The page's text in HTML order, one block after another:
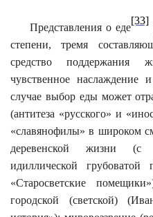
Представления о еде
[33]
степени, тремя
средство поддержания
чувственное
случае выбор еды может
(антитеза «русского» и
«славянофилы» в широком
деревенской жизни (с
идиллической грубоватой
«Старосветские
городской (светской)